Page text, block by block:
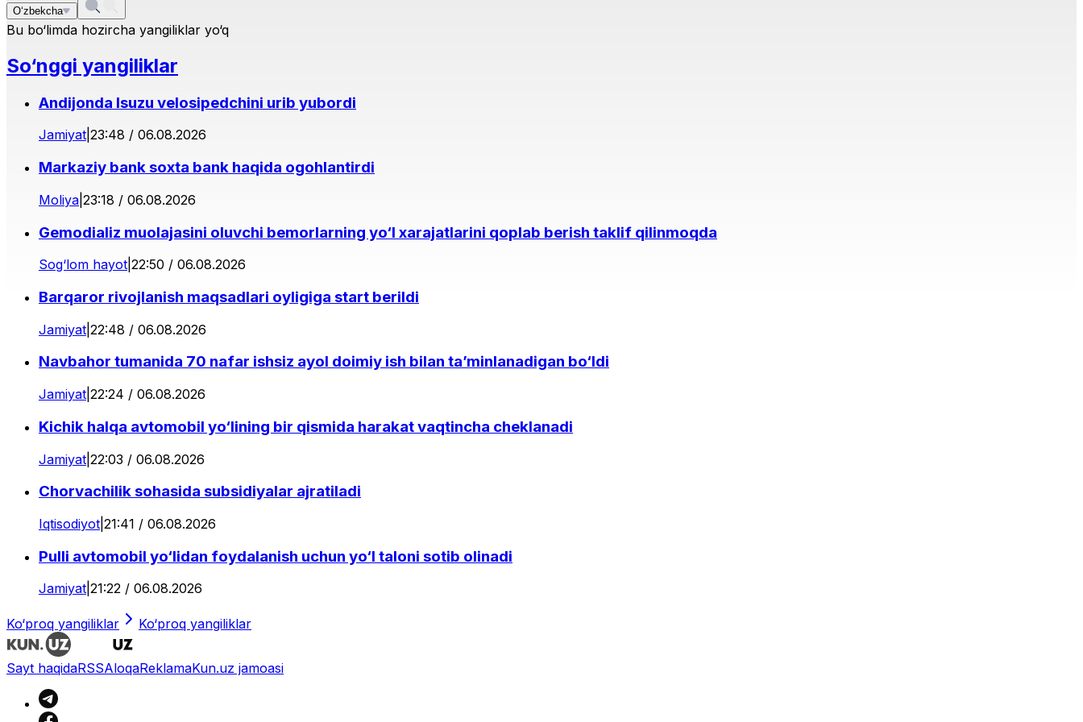
O‘zbekcha
Bu bo‘limda hozircha yangiliklar yo‘q
So‘nggi yangiliklar
Andijonda Isuzu velosipedchini urib yubordi
Jamiyat 23:48 / 06.08.2026
Markaziy bank soxta bank haqida ogohlantirdi
Moliya 23:18 / 06.08.2026
Gemodializ muolajasini oluvchi bemorlarning yo‘l xarajatlarini qoplab berish taklif qilinmoqda
Sog‘lom hayot 22:50 / 06.08.2026
Barqaror rivojlanish maqsadlari oyligiga start berildi
Jamiyat 22:48 / 06.08.2026
Navbahor tumanida 70 nafar ishsiz ayol doimiy ish bilan ta’minlanadigan bo‘ldi
Jamiyat 22:24 / 06.08.2026
Kichik halqa avtomobil yo‘lining bir qismida harakat vaqtincha cheklanadi
Jamiyat 22:03 / 06.08.2026
Chorvachilik sohasida subsidiyalar ajratiladi
Iqtisodiyot 21:41 / 06.08.2026
Pulli avtomobil yo‘lidan foydalanish uchun yo‘l taloni sotib olinadi
Jamiyat 21:22 / 06.08.2026
Ko‘proq yangiliklar Ko‘proq yangiliklar
Sayt haqidaRSSAloqaReklamaKun.uz jamoasi